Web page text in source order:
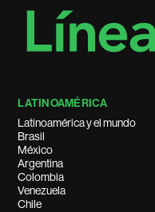
LATINOAMÉRICA
Latinoamérica y el mundo
Brasil
México
Argentina
Colombia
Venezuela
Chile